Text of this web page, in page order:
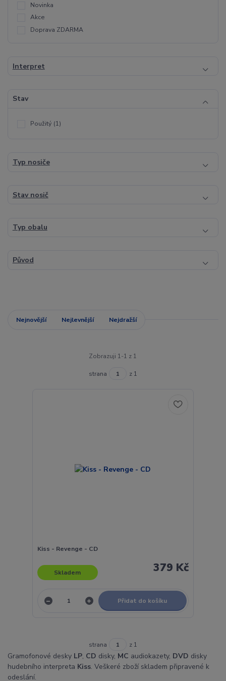
Novinka
Akce
Doprava ZDARMA
Interpret
Stav
Použitý (1)
Typ nosiče
Stav nosič
Typ obalu
Původ
Nejnovější Nejlevnější Nejdražší
Zobrazuji 1-1 z 1
strana z 1
Kiss - Revenge - CD
379 Kč
Skladem
Přidat do košíku
strana z 1
Gramofonové desky LP, CD disky, MC audiokazety, DVD disky
hudebního interpreta Kiss. Veškeré zboží skladem připravené k
odeslání.